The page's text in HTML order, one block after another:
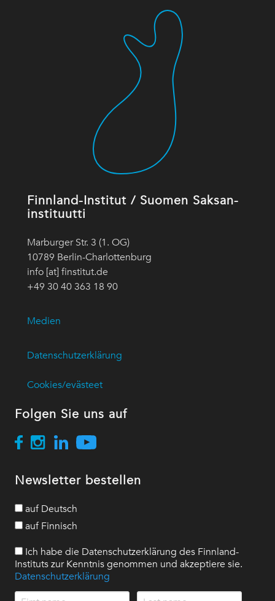
Finnland-Institut / Suomen Saksan-
instituutti
Marburger Str. 3 (1. OG)
10789 Berlin-Charlottenburg
info [at] finstitut.de
+49 30 40 363 18 90
Medien
Datenschutzerklärung
Cookies/evästeet
Folgen Sie uns auf
Newsletter bestellen
auf Deutsch
auf Finnisch
Ich habe die Datenschutzerklärung des Finnland-
Instituts zur Kenntnis genommen und akzeptiere sie.
Datenschutzerklärung